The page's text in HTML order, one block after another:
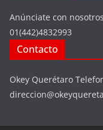
Anúnciate con
01(442)4832993
Contacto
Okey Querétaro